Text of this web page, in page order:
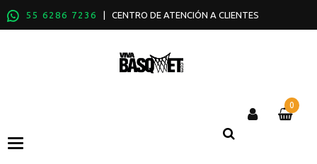
55 6286 7236 | CENTRO DE ATENCIÓN A CLIENTES
Categories
0